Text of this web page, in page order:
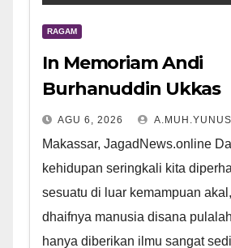
RAGAM
In Memoriam Andi
Burhanuddin Ukkas
AGU 6, 2026 A.MUH.YUNUS
Makassar, JagadNews.online
kehidupan seringkali kita
sesuatu di luar kemampuan
dhaifnya manusia disana
hanya diberikan ilmu sangat